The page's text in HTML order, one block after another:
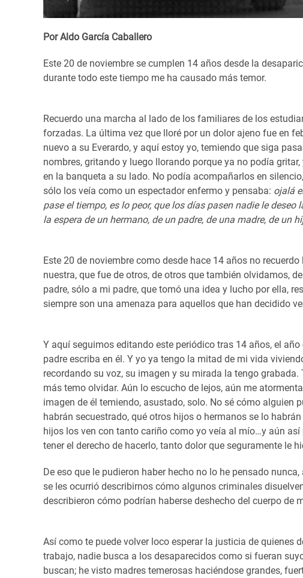
Por Aldo García Caballero
Este 20 de noviembre se cumplen 14 años desde la
durante todo este tiempo me ha causado más temor.
Recuerdo una marcha al lado de los familiares de los
forzadas. La última vez que lloré por un dolor ajeno fue en
nuevo a su Everardo, y aquí estoy yo, temiendo que siga
nombres, gritando y luego llorando porque ya no podía
en la banqueta a su lado. No podía acompañarlos en
sólo los veía como un espectador enfermo y pensaba: ojalá
pase el tiempo, es lo peor, que los días pasen nadie le
la espera de un hermano, de un padre, de una madre, de un
Este 20 de noviembre como desde hace 14 años no
nuestra, que fue de otros, de otros que también olvidamos,
padre, sólo a mi padre, que tomó una idea y lucho por ella,
siempre son una amenaza para aquellos que han decidido
Y aquí seguimos editando este periódico tras 14 años, el
padre escriba en él. Y yo ya tengo la mitad de mi vida
recordando su voz, su imagen y su mirada la tengo
más temo olvidar. Aún lo escucho de lejos, aún me
imagen de él temiendo, asustado, solo. No sé cómo alguien
habrán secuestrado, qué otros hijos o hermanos se lo
hijos los ven con tanto cariño como yo veía al mío…y aún
tener el derecho de hacerlo, tanto dolor que seguramente le
De eso que le pudieron haber hecho no lo he pensado
se les ocurrió describirnos cómo algunos criminales
describieron cómo podrían haberse deshecho del cuerpo de
Así como te puede volver loco esperar la justicia de quienes
trabajo, nadie busca a los desaparecidos como si fueran
buscan; he visto madres temerosas haciéndose grandes,